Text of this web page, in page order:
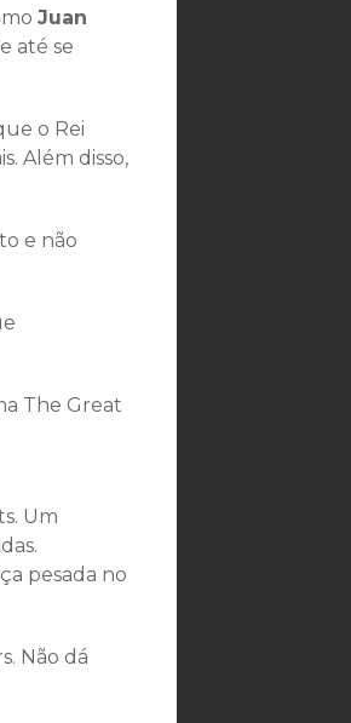
Juan
até se
o Rei
Além disso,
e não
The Great
Um
pesada no
Não dá